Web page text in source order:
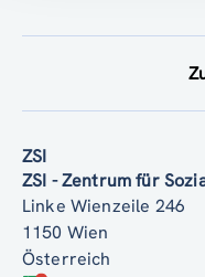
ZSI
ZSI - Zentrum für
Linke Wienzeile 246
1150 Wien
Österreich